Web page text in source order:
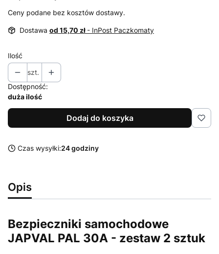
Ceny podane bez kosztów dostawy.
Dostawa od 15,70 zł - InPost Paczkomaty
Ilość
szt.
Dostępność:
duża ilość
Dodaj do koszyka
Czas wysyłki:24 godziny
Opis
Bezpieczniki samochodowe
JAPVAL PAL 30A - zestaw 2 sztuk